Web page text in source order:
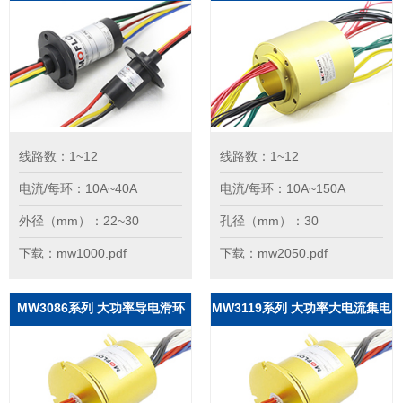
线路数：1~12
电流/每环：10A~40A
外径（mm）：22~30
下载：mw1000.pdf
线路数：1~12
电流/每环：10A~150A
孔径（mm）：30
下载：mw2050.pdf
MW3086系列 大功率导电滑环
MW3119系列 大功率大电流集电
环